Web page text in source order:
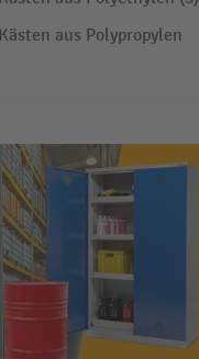
aus Polypropylen